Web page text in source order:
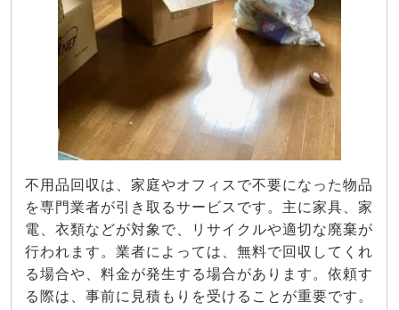
不用品回収は、家庭やオフィスで不要になった物品
を専門業者が引き取るサービスです。主に家具、家
電、衣類などが対象で、リサイクルや適切な廃棄が
行われます。業者によっては、無料で回収してくれ
る場合や、料金が発生する場合があります。依頼す
る際は、事前に見積もりを受けることが重要です。